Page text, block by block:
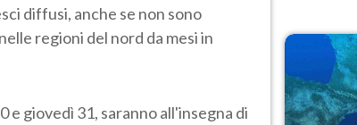
diffusi, anche se non sono
regioni del nord da mesi in
e giovedì 31, saranno all'insegna di